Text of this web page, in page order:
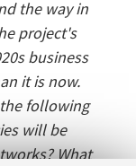
the way in
project's
business
it is now.
following
will be
What